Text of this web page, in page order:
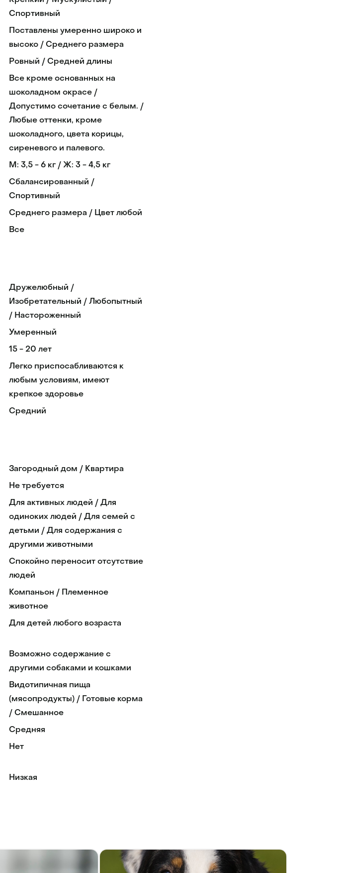
Спортивный
Поставлены умеренно широко и
высоко / Среднего размера
Ровный / Средней длины
Все кроме основанных на
шоколадном окрасе /
Допустимо сочетание с белым. /
Любые оттенки, кроме
шоколадного, цвета корицы,
сиреневого и палевого.
М: 3,5 - 6 кг / Ж: 3 - 4,5 кг
Сбалансированный /
Спортивный
Среднего размера / Цвет любой
Все
Дружелюбный /
Изобретательный / Любопытный
/ Настороженный
Умеренный
15 - 20 лет
Легко приспосабливаются к
любым условиям, имеют
крепкое здоровье
Средний
Загородный дом / Квартира
Не требуется
Для активных людей / Для
одиноких людей / Для семей с
детьми / Для содержания с
другими животными
Спокойно переносит отсутствие
людей
Компаньон / Племенное
животное
Для детей любого возраста
Возможно содержание с
другими собаками и кошками
Видотипичная пища
(мясопродукты) / Готовые корма
/ Смешанное
Средняя
Нет
Низкая